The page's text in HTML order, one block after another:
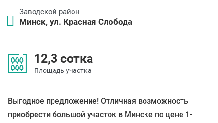
Заводской район
Минск, ул. Красная Слобода
12,3 сотка
Площадь участка
Выгодное предложение! Отличная возможность
приобрести большой участок в Минске по цене 1-